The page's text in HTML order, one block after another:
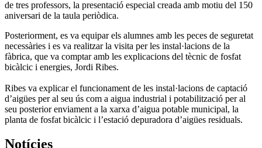
de tres professors, la presentació especial creada amb motiu del 150
aniversari de la taula periòdica.
Posteriorment, es va equipar els alumnes amb les peces de seguretat
necessàries i es va realitzar la visita per les instal·lacions de la
fàbrica, que va comptar amb les explicacions del tècnic de fosfat
bicàlcic i energies, Jordi Ribes.
Ribes va explicar el funcionament de les instal·lacions de captació
d’aigües per al seu ús com a aigua industrial i potabilització per al
seu posterior enviament a la xarxa d’aigua potable municipal, la
planta de fosfat bicàlcic i l’estació depuradora d’aigües residuals.
Notícies